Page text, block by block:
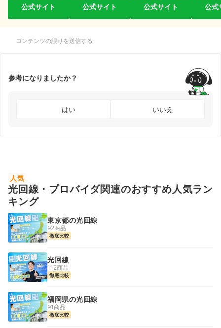
公式サイト 公式サイト 公式サイト 公式
コンテンツの誤りを送信する
参考になりましたか？
はい いいえ
人気
光回線・プロバイダ関連のおすすめ人気ラン
キング
東京都の光回線
92商品
徹底比較
光回線
112商品
徹底比較
福岡県の光回線
91商品
徹底比較